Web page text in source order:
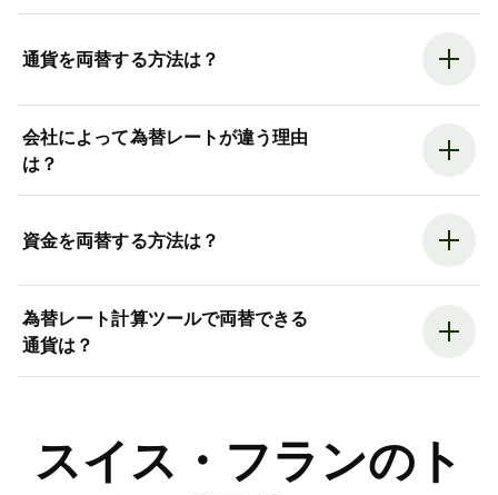
通貨を両替する方法は？
会社によって為替レートが違う理由
は？
資金を両替する方法は？
為替レート計算ツールで両替できる
通貨は？
スイス・フランのト